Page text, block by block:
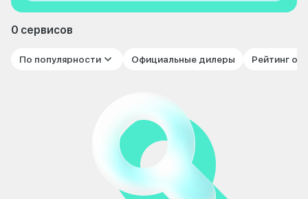
0 сервисов
По популярности Официальные дилеры Рейтинг